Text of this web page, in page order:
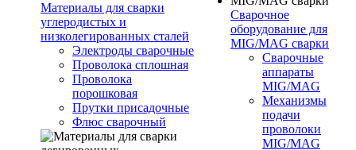
Материалы для сварки
углеродистых и
низколегированных сталей
Электроды сварочные
Проволока сплошная
Проволока
порошковая
Прутки присадочные
Флюс сварочный
Сварочное
оборудование для
MIG/MAG сварки
Сварочные
аппараты
MIG/MAG
Механизмы
подачи
проволоки
MIG/MAG